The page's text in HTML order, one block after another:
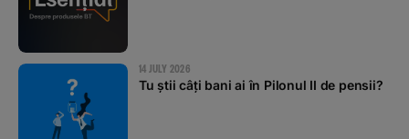
14 JULY 2026
Tu știi câți bani ai în Pilonul II de pensii?